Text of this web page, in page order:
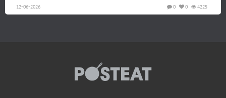
12-06-2026 4225
0
0